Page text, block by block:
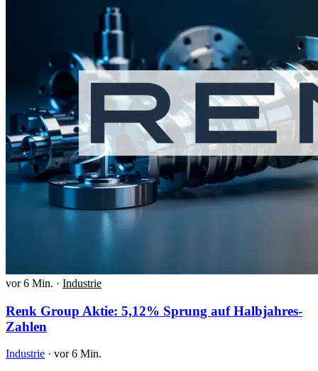
vor 6 Min. · Industrie
Renk Group Aktie: 5,12% Sprung auf Halbjahres-
Zahlen
Industrie · vor 6 Min.